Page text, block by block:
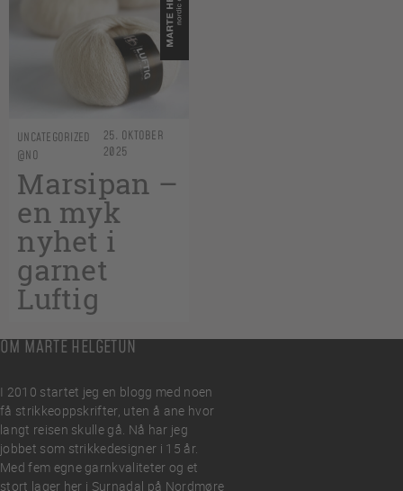
UNCATEGORIZED
@NO
25. OKTOBER
2025
Marsipan –
en myk
nyhet i
garnet
Luftig
OM MARTE HELGETUN
I 2010 startet jeg en blogg med noen
få strikkeoppskrifter, uten å ane hvor
langt reisen skulle gå. Nå har jeg
jobbet som strikkedesigner i 15 år.
Med fem egne garnkvaliteter og et
stort lager her i Surnadal på Nordmøre